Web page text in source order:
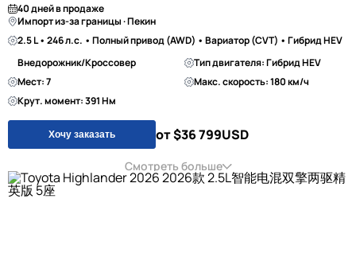
40 дней в продаже
Импорт из-за границы · Пекин
2.5 L • 246 л.с. • Полный привод (AWD) • Вариатор (CVT) • Гибрид HEV
Внедорожник/Кроссовер
Тип двигателя: Гибрид HEV
Мест: 7
Макс. скорость: 180 км/ч
Крут. момент: 391 Нм
Хочу заказать от $36 799USD
Смотреть больше